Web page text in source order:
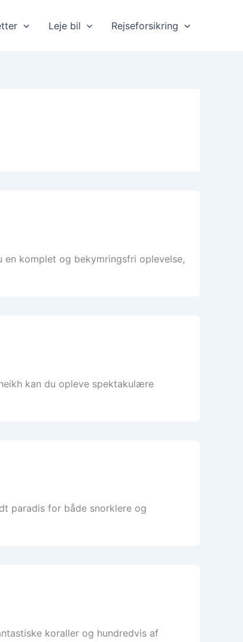
Leje bil Rejseforsikring
en komplet og bekymringsfri oplevelse,
kan du opleve spektakulære
paradis for både snorklere og
koraller og hundredvis af